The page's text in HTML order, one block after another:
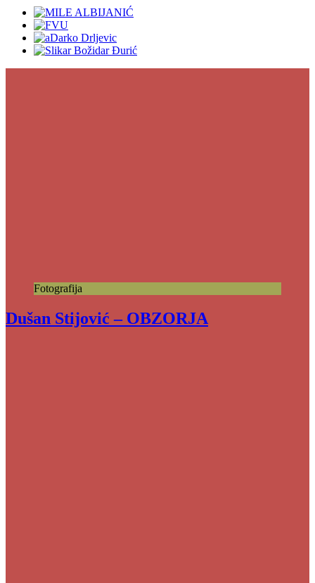
Fotografija
Dušan Stijović – OBZORJA